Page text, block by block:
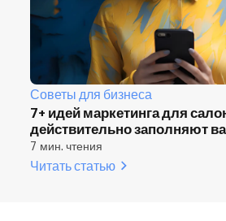
Советы для бизнеса
7+ идей маркетинга для
действительно заполняют
7 мин. чтения
Читать статью